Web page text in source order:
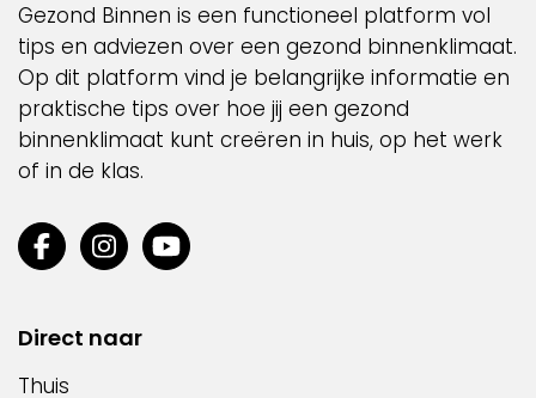
Gezond Binnen is een functioneel platform vol
tips en adviezen over een gezond binnenklimaat.
Op dit platform vind je belangrijke informatie en
praktische tips over hoe jij een gezond
binnenklimaat kunt creëren in huis, op het werk
of in de klas.
Direct naar
Thuis